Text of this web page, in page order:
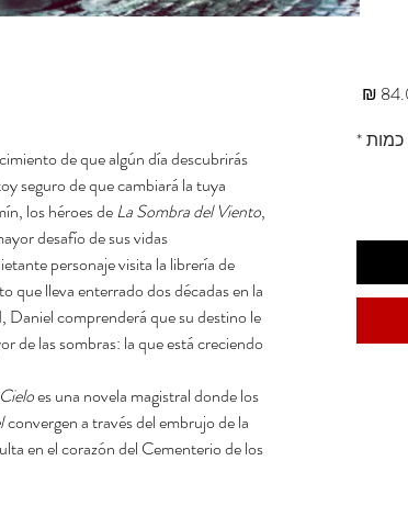
de que algún día descubrirás
seguro de que cambiará la tuya.
los héroes deLa Sombra del Viento,
desafío de sus vidas.
personaje visita la librería de
que lleva enterrado dos décadas en la
Daniel comprenderá que su destino le
de las sombras: la que está creciendo
es una novela magistral donde los
convergen a través del embrujo de la
en el corazón del Cementerio de los
כמות*